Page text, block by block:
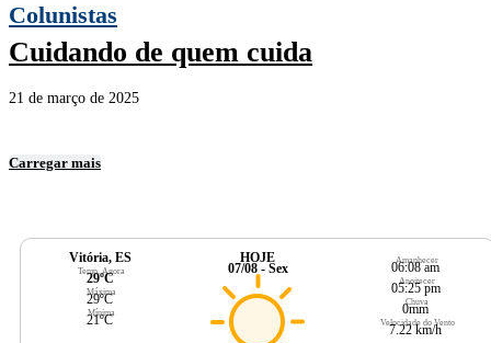
Colunistas
Cuidando de quem cuida
21 de março de 2025
Carregar mais
Vitória, ES
Temp. Agora
29ºC
Máxima
29ºC
Mínima
21ºC
HOJE
07/08 - Sex
Amanhecer
06:08 am
Anoitecer
05:25 pm
Chuva
0mm
Velocidade do Vento
7.22 km/h